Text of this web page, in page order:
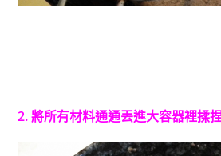
2. 將所有材料通通丟進大容器裡揉